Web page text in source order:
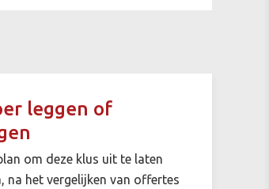
leggen of
om deze klus uit te laten
na het vergelijken van offertes